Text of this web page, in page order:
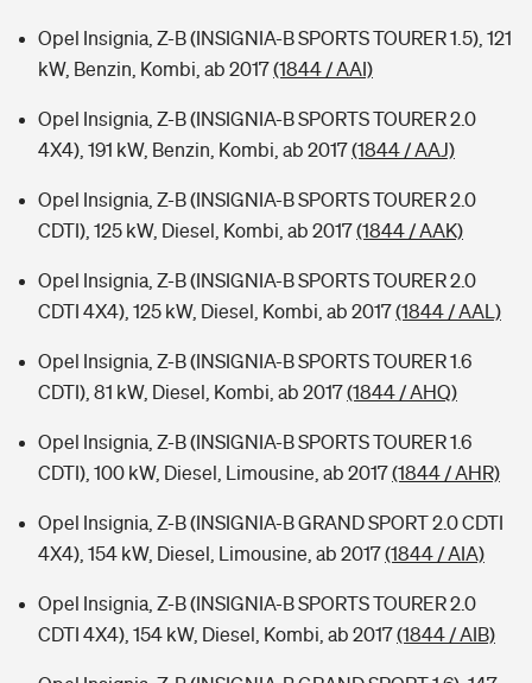
Opel Insignia, Z-B (INSIGNIA-B SPORTS TOURER 1.5), 121
kW, Benzin, Kombi, ab 2017(1844 / AAI)
Opel Insignia, Z-B (INSIGNIA-B SPORTS TOURER 2.0
4X4), 191 kW, Benzin, Kombi, ab 2017(1844 / AAJ)
Opel Insignia, Z-B (INSIGNIA-B SPORTS TOURER 2.0
CDTI), 125 kW, Diesel, Kombi, ab 2017(1844 / AAK)
Opel Insignia, Z-B (INSIGNIA-B SPORTS TOURER 2.0
CDTI 4X4), 125 kW, Diesel, Kombi, ab 2017(1844 / AAL)
Opel Insignia, Z-B (INSIGNIA-B SPORTS TOURER 1.6
CDTI), 81 kW, Diesel, Kombi, ab 2017(1844 / AHQ)
Opel Insignia, Z-B (INSIGNIA-B SPORTS TOURER 1.6
CDTI), 100 kW, Diesel, Limousine, ab 2017(1844 / AHR)
Opel Insignia, Z-B (INSIGNIA-B GRAND SPORT 2.0 CDTI
4X4), 154 kW, Diesel, Limousine, ab 2017(1844 / AIA)
Opel Insignia, Z-B (INSIGNIA-B SPORTS TOURER 2.0
CDTI 4X4), 154 kW, Diesel, Kombi, ab 2017(1844 / AIB)